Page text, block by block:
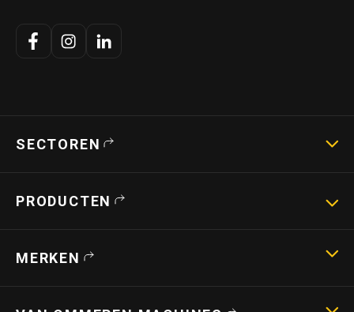
SECTOREN
Strotechniek
PRODUCTEN
Verreikers
MERKEN